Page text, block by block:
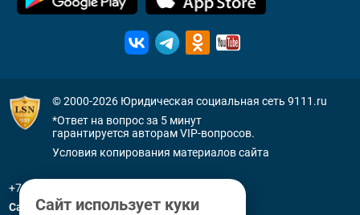
© 2000-2026 Юридическая социальная сеть 9111.ru
*Ответ на вопрос за 5 минут
гарантируется авторам VIP-вопросов.
Условия копирования материалов сайта
+7 (800) 505-91-11
Санкт-Петербург
Сайт использует куки